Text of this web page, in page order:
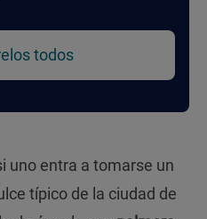
todos
uno entra a tomarse un
típico de la ciudad de